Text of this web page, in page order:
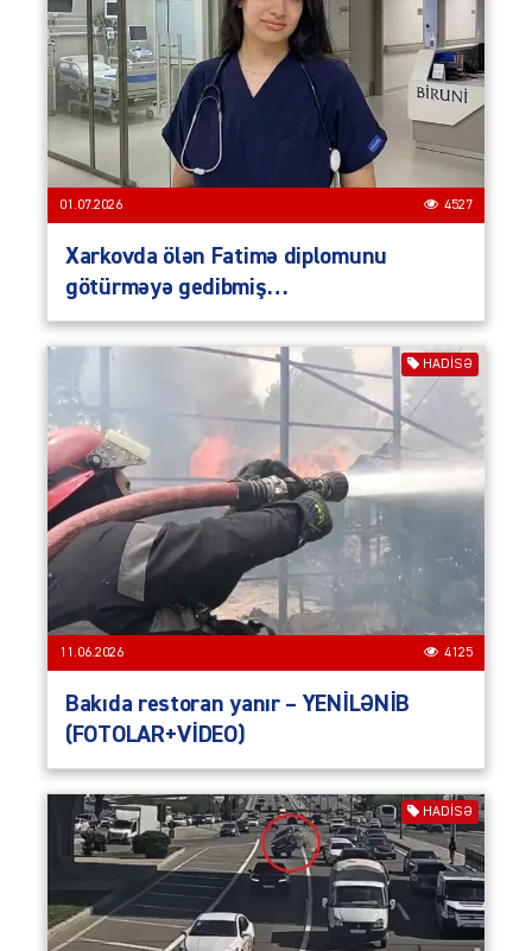
01.07.2026 4527
Xarkovda ölən Fatimə diplomunu
götürməyə gedibmiş…
HADISƏ
11.06.2026 4125
Bakıda restoran yanır – YENİLƏNİB
(FOTOLAR+VİDEO)
HADISƏ